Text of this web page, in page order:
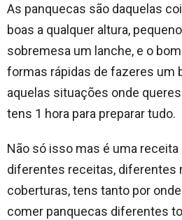
As panquecas são daquelas
boas a qualquer altura,
sobremesa um lanche, e o
formas rápidas de fazeres um
aquelas situações onde
tens 1 hora para preparar tudo.
Não só isso mas é uma
diferentes receitas, diferentes
coberturas, tens tanto por
comer panquecas diferentes